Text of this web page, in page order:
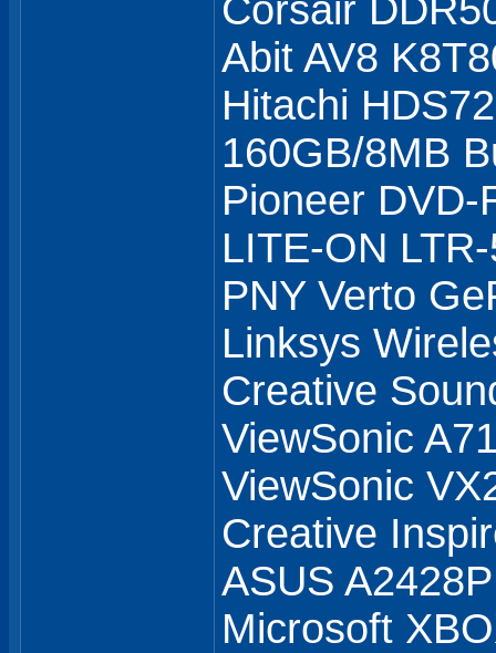
Corsair
Abit AV8
Hitachi
160GB/8MB
Pioneer DVD-
LITE-ON
PNY Verto
Linksys
Creative
ViewSonic
ViewSonic
Creative
ASUS
Microsoft